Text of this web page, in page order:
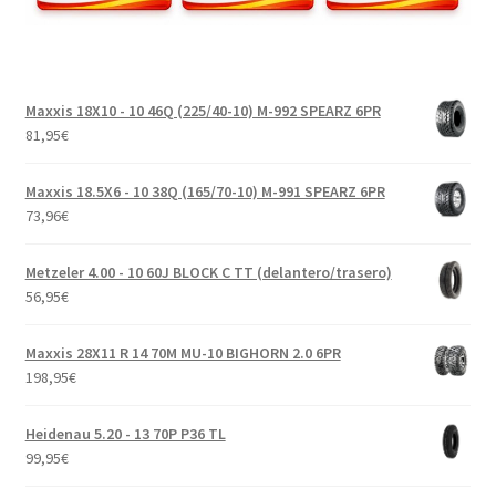
Maxxis 18X10 - 10 46Q (225/40-10) M-992 SPEARZ 6PR
81,95€
Maxxis 18.5X6 - 10 38Q (165/70-10) M-991 SPEARZ 6PR
73,96€
Metzeler 4.00 - 10 60J BLOCK C TT (delantero/trasero)
56,95€
Maxxis 28X11 R 14 70M MU-10 BIGHORN 2.0 6PR
198,95€
Heidenau 5.20 - 13 70P P36 TL
99,95€